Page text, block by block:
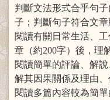
判斷文法形式合乎句
子；判斷句子符合文章
閱讀有關日常生活、
章（約200字）後，理
閱讀簡單的評論、解
解其因果關係及理由、
閱讀多篇內容較為簡